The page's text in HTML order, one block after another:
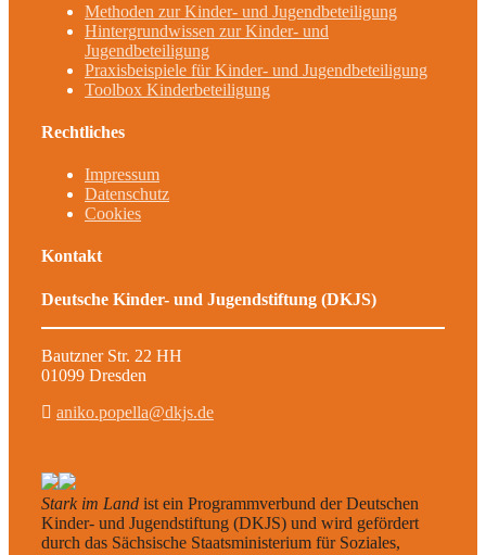
Methoden zur Kinder- und Jugendbeteiligung
Hintergrundwissen zur Kinder- und
Jugendbeteiligung
Praxisbeispiele für Kinder- und Jugendbeteiligung
Toolbox Kinderbeteiligung
Rechtliches
Impressum
Datenschutz
Cookies
Kontakt
Deutsche Kinder- und Jugendstiftung (DKJS)
Bautzner Str. 22 HH
01099 Dresden
aniko.popella@dkjs.de
Stark im Land ist ein Programmverbund der Deutschen
Kinder- und Jugendstiftung (DKJS) und wird gefördert
durch das Sächsische Staatsministerium für Soziales,